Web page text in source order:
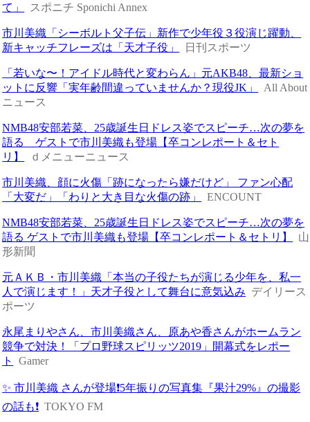
て」 スポニチ Sponichi Annex
市川美織「シーボルト父子伝」新作で少年役３役演じ躍動、
新キャッチフレーズは「天才子役」
日刊スポーツ
「若いな〜！アイドル時代と変わらん」元AKB48、最新ショ
ットに反響「実年齢間違っていませんか？現役JK」
All About
ニュース
NMB48安部若菜、25歳誕生日ドレス姿でスピーチ…次の夢を
語る ゲストで市川美織も登場【卒コンレポート＆セト
リ】
ｄメニューニュース
市川美織、顔に火傷「跡になったら嫌だけど」 ファン心配
「大変だ」「わりと大き目な火傷の跡」
ENCOUNT
NMB48安部若菜、25歳誕生日ドレス姿でスピーチ…次の夢を
語る ゲストで市川美織も登場【卒コンレポート＆セトリ】
山
形新聞
元ＡＫＢ・市川美織「本当の子役たちが演じる少年を、私一
人で演じます！」天才子役として舞台に意気込み デイリース
ポーツ
永尾まりやさん、市川美織さん、原あや香さんがホームラン
競争で対決！「プロ野球スピリッツ2019」開幕式をレポー
ト
Gamer
✨ 市川美織 さんが登場❗️5年振りの写真集『果汁29%』の撮影
の話も❗️ TOKYO FM